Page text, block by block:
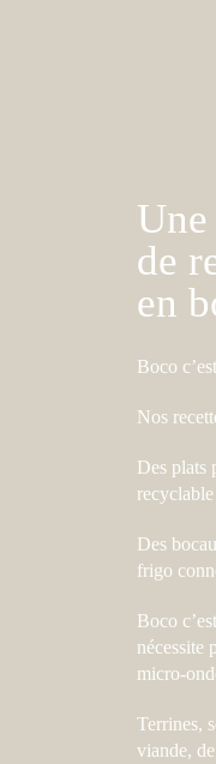
de
en
Boco
Nos
Des plats
Des
frigo
Boco
nécessite
micro-
Terrines,
viande,